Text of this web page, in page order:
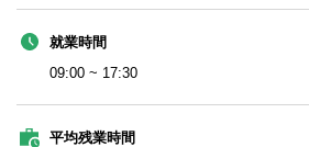
就業時間
09:00 ~ 17:30
平均残業時間